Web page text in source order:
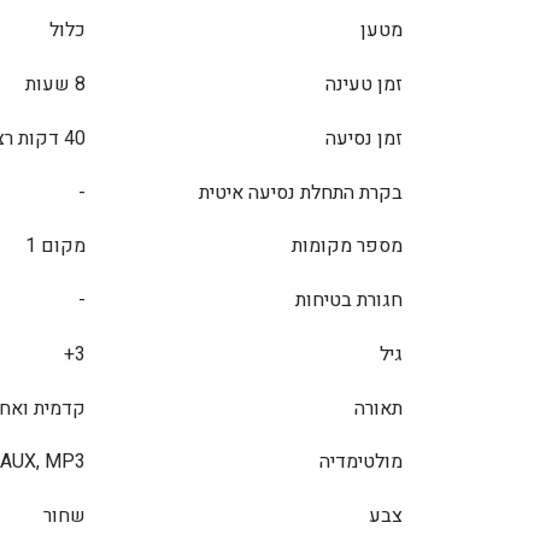
מטען
כלול
זמן טעינה
8 שעות
זמן נסיעה
40 דקות רצוף
בקרת התחלת נסיעה איטית
-
מספר מקומות
מקום 1
חגורת בטיחות
-
גיל
3+
תאורה
קדמית
מולטימדיה
AUX, MP3, קורא כרטיסי זכרון
צבע
שחור